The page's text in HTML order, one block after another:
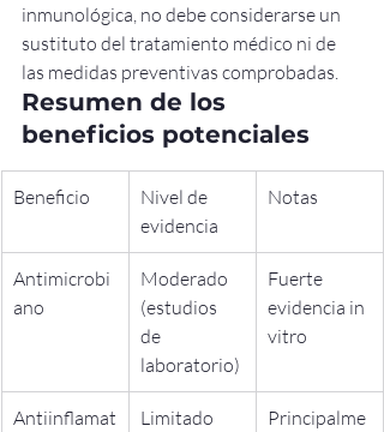
inmunológica, no debe considerarse un
sustituto del tratamiento médico ni de
las medidas preventivas comprobadas.
Resumen de los
beneficios potenciales
Beneficio
Nivel de
evidencia
Notas
Antimicrobi
ano
Moderado
(estudios
de
laboratorio)
Fuerte
evidencia in
vitro
Antiinflamat
Limitado
Principalme